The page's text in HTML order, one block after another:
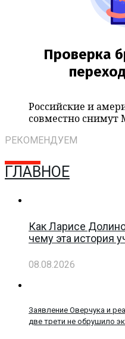
Российские и
совместно снимут
РЕКОМЕНДУЕМ
ГЛАВНОЕ
Как Ларисе
чему эта история
08.08.2026
Заявление Оверчука и
две трети не обрушило